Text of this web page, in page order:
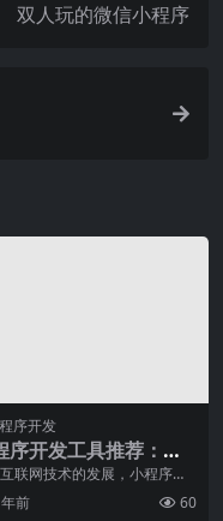
双人玩的微信小程序
序开发
序开发工具推荐：选
合你的开发环境
联网技术的发展，小程序已
了人们生活中必不可少的一
与传统的手机应
前 60